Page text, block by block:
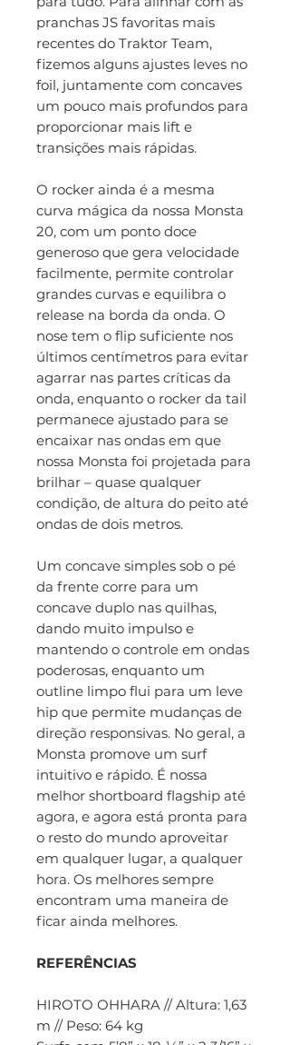
pranchas JS favoritas mais
recentes do Traktor Team,
fizemos alguns ajustes leves no
foil, juntamente com concaves
um pouco mais profundos para
proporcionar mais lift e
transições mais rápidas.
O rocker ainda é a mesma
curva mágica da nossa Monsta
20, com um ponto doce
generoso que gera velocidade
facilmente, permite controlar
grandes curvas e equilibra o
release na borda da onda. O
nose tem o flip suficiente nos
últimos centímetros para evitar
agarrar nas partes críticas da
onda, enquanto o rocker da tail
permanece ajustado para se
encaixar nas ondas em que
nossa Monsta foi projetada para
brilhar – quase qualquer
condição, de altura do peito até
ondas de dois metros.
Um concave simples sob o pé
da frente corre para um
concave duplo nas quilhas,
dando muito impulso e
mantendo o controle em ondas
poderosas, enquanto um
outline limpo flui para um leve
hip que permite mudanças de
direção responsivas. No geral, a
Monsta promove um surf
intuitivo e rápido. É nossa
melhor shortboard flagship até
agora, e agora está pronta para
o resto do mundo aproveitar
em qualquer lugar, a qualquer
hora. Os melhores sempre
encontram uma maneira de
ficar ainda melhores.
REFERÊNCIAS
HIROTO OHHARA // Altura: 1,63
m // Peso: 64 kg